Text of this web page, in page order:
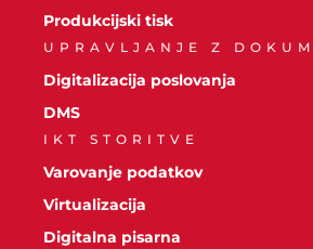
Produkcijski tisk
UPRAVLJANJE Z
Digitalizacija poslovanja
DMS
IKT STORITVE
Varovanje podatkov
Virtualizacija
Digitalna pisarna